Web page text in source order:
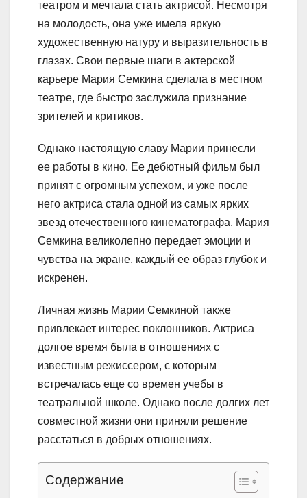
театром и мечтала стать актрисой. Несмотря
на молодость, она уже имела яркую
художественную натуру и выразительность в
глазах. Свои первые шаги в актерской
карьере Мария Семкина сделала в местном
театре, где быстро заслужила признание
зрителей и критиков.
Однако настоящую славу Марии принесли
ее работы в кино. Ее дебютный фильм был
принят с огромным успехом, и уже после
него актриса стала одной из самых ярких
звезд отечественного кинематографа. Мария
Семкина великолепно передает эмоции и
чувства на экране, каждый ее образ глубок и
искренен.
Личная жизнь Марии Семкиной также
привлекает интерес поклонников. Актриса
долгое время была в отношениях с
известным режиссером, с которым
встречалась еще со времен учебы в
театральной школе. Однако после долгих лет
совместной жизни они приняли решение
расстаться в добрых отношениях.
Содержание